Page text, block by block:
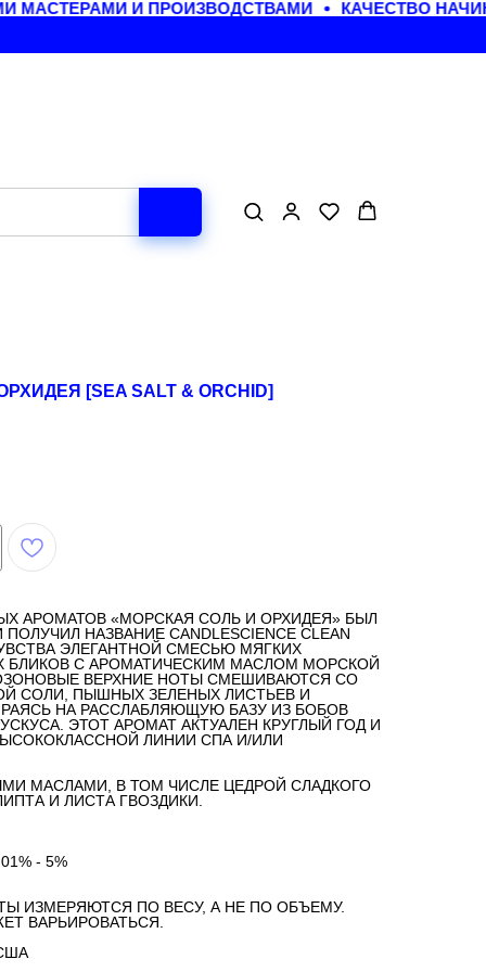
И ПРОИЗВОДСТВАМИ КАЧЕСТВО
[SEA SALT & ORCHID]
АРОМАТОВ «МОРСКАЯ СОЛЬ И ОРХИДЕЯ» БЫЛ
НАЗВАНИЕ CANDLESCIENCE CLEAN
ЭЛЕГАНТНОЙ СМЕСЬЮ МЯГКИХ
БЛИКОВ С АРОМАТИЧЕСКИМ МАСЛОМ МОРСКОЙ
ВЕРХНИЕ НОТЫ СМЕШИВАЮТСЯ СО
СОЛИ, ПЫШНЫХ ЗЕЛЕНЫХ ЛИСТЬЕВ И
НА РАССЛАБЛЯЮЩУЮ БАЗУ ИЗ БОБОВ
ЭТОТ АРОМАТ АКТУАЛЕН КРУГЛЫЙ ГОД И
ЛИНИИ СПА И/ИЛИ
МАСЛАМИ, В ТОМ ЧИСЛЕ ЦЕДРОЙ СЛАДКОГО
И ЛИСТА ГВОЗДИКИ.
- 5%
ИЗМЕРЯЮТСЯ ПО ВЕСУ, А НЕ ПО ОБЪЕМУ.
ВАРЬИРОВАТЬСЯ.